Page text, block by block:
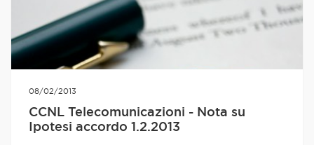
08/02/2013
CCNL Telecomunicazioni - Nota su
Ipotesi accordo 1.2.2013